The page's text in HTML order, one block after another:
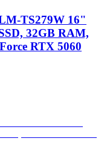
TS279W 16"
32GB RAM,
RTX 5060